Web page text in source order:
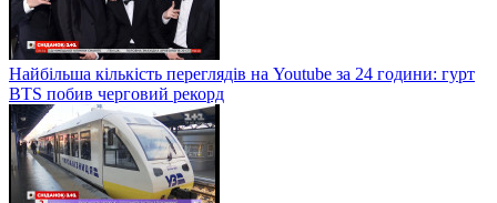
Найбільша кількість переглядів на Youtube за 24 години: гурт
BTS побив черговий рекорд